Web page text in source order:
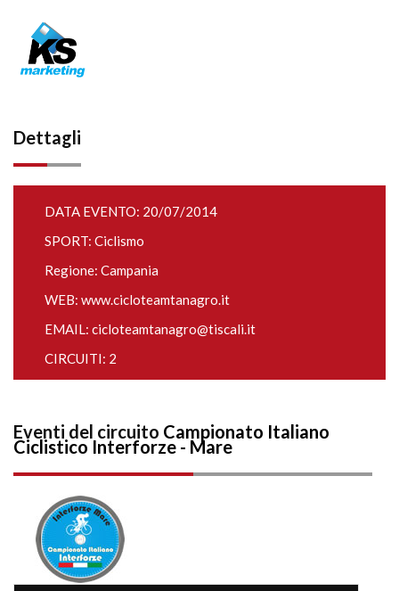
Dettagli
DATA EVENTO: 20/07/2014
SPORT: Ciclismo
Regione: Campania
WEB: www.cicloteamtanagro.it
EMAIL: cicloteamtanagro@tiscali.it
CIRCUITI: 2
Eventi del circuito Campionato Italiano
Ciclistico Interforze - Mare